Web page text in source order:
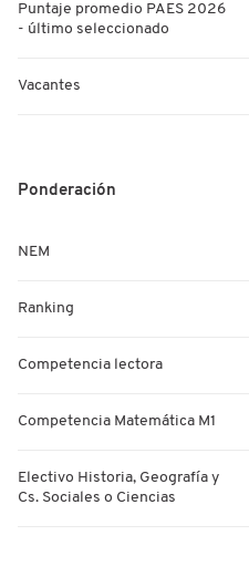
Puntaje promedio PAES 2026
- último seleccionado
Vacantes
Ponderación
NEM
Ranking
Competencia lectora
Competencia Matemática M1
Electivo Historia, Geografía y
Cs. Sociales o Ciencias